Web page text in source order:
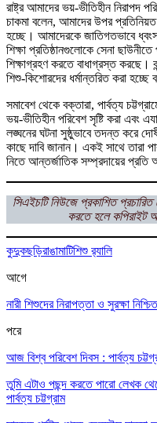
রাষ্ট্র আমাদের ভয়-ভীতিহীন নিরাপদ
চাকমা বলেন, আমাদের উপর
হচ্ছে। আমাদেরকে জাতিগতভাবে
শিক্ষা প্রতিষ্ঠানগুলোকে সেনা
শিক্ষাগ্রহণ করতে বাধাগ্রস্ত করছে।
শিশু-কিশোরদের ধর্মান্তরিত করা
সমাবেশ থেকে বক্তারা, পার্বত্য
ভয়-ভীতিহীন পরিবেশ সৃষ্টি করা এবং
লঙ্ঘনের ঘটনা সুষ্ঠুভাবে তদন্ত করে
কাছে দাবি জানান। একই সাথে তারা
নিতে আন্তর্জাতিক সম্প্রদায়ের প্রতি
সিএইচটি নিউজে প্রকাশিত
করতে হলে কপিরাইট
কুদুকছড়িরাঙামাটিশিশু র‌্যালি
আগে
নারী শিশুদের নিরাপত্তা ও সুরক্ষা
পরে
আজ বিশ্ব পরিবেশ দিবস : পার্বত্য
তুমি এটাও পছন্দ করতে পারো লেখক
পার্বত্য চট্টগ্রাম